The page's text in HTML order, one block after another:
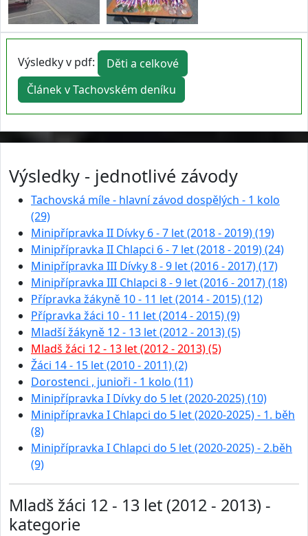
Výsledky v pdf:
Děti a celkové
Článek v Tachovském deníku
Výsledky - jednotlivé závody
Tachovská míle - hlavní závod dospělých - 1 kolo
(29)
Minipřípravka II Dívky 6 - 7 let (2018 - 2019) (19)
Minipřípravka II Chlapci 6 - 7 let (2018 - 2019) (24)
Minipřípravka III Dívky 8 - 9 let (2016 - 2017) (17)
Minipřípravka III Chlapci 8 - 9 let (2016 - 2017) (18)
Přípravka žákyně 10 - 11 let (2014 - 2015) (12)
Přípravka žáci 10 - 11 let (2014 - 2015) (9)
Mladší žákyně 12 - 13 let (2012 - 2013) (5)
Mladš žáci 12 - 13 let (2012 - 2013) (5)
Žáci 14 - 15 let (2010 - 2011) (2)
Dorostenci , junioři - 1 kolo (11)
Minipřípravka I Dívky do 5 let (2020-2025) (10)
Minipřípravka I Chlapci do 5 let (2020-2025) - 1. běh
(8)
Minipřípravka I Chlapci do 5 let (2020-2025) - 2.běh
(9)
Mladš žáci 12 - 13 let (2012 - 2013) -
kategorie